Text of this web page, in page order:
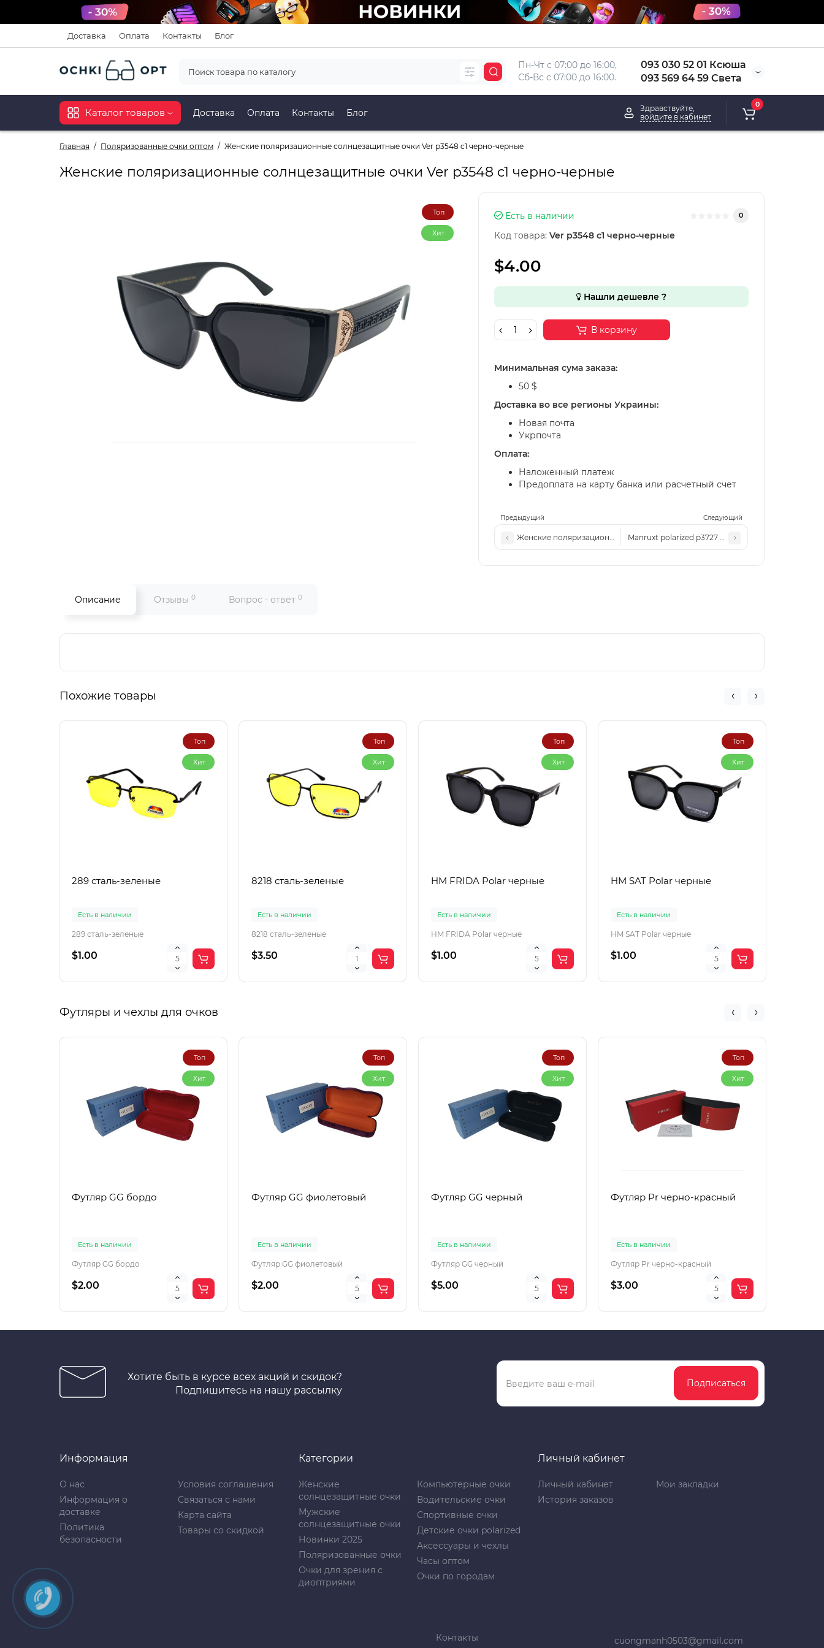
Доставка Оплата Контакты Блог
Пн-Чт с 07:00 до 16:00,
Сб-Вс с 07:00 до 16:00.
093 030 52 01 Ксюша
093 569 64 59 Света
Каталог товаров Доставка Оплата Контакты Блог
Здравствуйте,
войдите в кабинет
0
Главная Поляризованные очки оптом Женские поляризационные солнцезащитные очки Ver p3548 c1 черно-черные
Женские поляризационные солнцезащитные очки Ver p3548 c1 черно-черные
Топ
Хит
Предыдущий Следующий
Женские поляризационные солнцезащитные очки Ver p3548 c6 серые
Manruxt polarized p3727 c5
Есть в наличии 0
Код товара: Ver p3548 c1 черно-черные
$4.00
Нашли дешевле ?
В корзину
Минимальная сума заказа:
50 $
Доставка во все регионы Украины:
Новая почта
Укрпочта
Оплата:
Наложенный платеж
Предоплата на карту банка или расчетный счет
Описание Отзывы 0 Вопрос - ответ 0
Похожие товары
Топ
Хит
289 сталь-зеленые
Есть в наличии
289 сталь-зеленые
$1.00
Топ
Хит
8218 сталь-зеленые
Есть в наличии
8218 сталь-зеленые
$3.50
Топ
Хит
HM FRIDA Polar черные
Есть в наличии
HM FRIDA Polar черные
$1.00
Топ
Хит
HM SAT Polar черные
Есть в наличии
HM SAT Polar черные
$1.00
Футляры и чехлы для очков
Топ
Хит
Футляр GG бордо
Есть в наличии
Футляр GG бордо
$2.00
Топ
Хит
Футляр GG фиолетовый
Есть в наличии
Футляр GG фиолетовый
$2.00
Топ
Хит
Футляр GG черный
Есть в наличии
Футляр GG черный
$5.00
Топ
Хит
Футляр Pr черно-красный
Есть в наличии
Футляр Pr черно-красный
$3.00
Хотите быть в курсе всех акций и скидок?
Подпишитесь на нашу рассылку
Подписаться
Информация
О нас
Информация о
доставке
Политика
безопасности
Условия соглашения
Связаться с нами
Карта сайта
Товары со скидкой
Категории
Женские
солнцезащитные очки
Мужские
солнцезащитные очки
Новинки 2025
Поляризованные очки
Очки для зрения с
диоптриями
Компьютерные очки
Водительские очки
Спортивные очки
Детские очки polarized
Аксессуары и чехлы
Часы оптом
Очки по городам
Личный кабинет
Личный кабинет
История заказов
Мои закладки
Контакты cuongmanh0503@gmail.com